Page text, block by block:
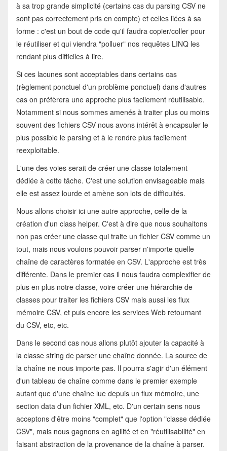
à sa trop grande simplicité (certains cas du parsing CSV ne
sont pas correctement pris en compte) et celles liées à sa
forme : c'est un bout de code qu'il faudra copier/coller pour
le réutiliser et qui viendra "polluer" nos requêtes LINQ les
rendant plus difficiles à lire.
Si ces lacunes sont acceptables dans certains cas
(règlement ponctuel d'un problème ponctuel) dans d'autres
cas on préfèrera une approche plus facilement réutilisable.
Notamment si nous sommes amenés à traiter plus ou moins
souvent des fichiers CSV nous avons intérêt à encapsuler le
plus possible le parsing et à le rendre plus facilement
reexploitable.
L'une des voies serait de créer une classe totalement
dédiée à cette tâche. C'est une solution envisageable mais
elle est assez lourde et amène son lots de difficultés.
Nous allons choisir ici une autre approche, celle de la
création d'un class helper. C'est à dire que nous souhaitons
non pas créer une classe qui traite un fichier CSV comme un
tout, mais nous voulons pouvoir parser n'importe quelle
chaîne de caractères formatée en CSV. L'approche est très
différente. Dans le premier cas il nous faudra complexifier de
plus en plus notre classe, voire créer une hiérarchie de
classes pour traiter les fichiers CSV mais aussi les flux
mémoire CSV, et puis encore les services Web retournant
du CSV, etc, etc.
Dans le second cas nous allons plutôt ajouter la capacité à
la classe string de parser une chaîne donnée. La source de
la chaîne ne nous importe pas. Il pourra s'agir d'un élément
d'un tableau de chaîne comme dans le premier exemple
autant que d'une chaîne lue depuis un flux mémoire, une
section data d'un fichier XML, etc. D'un certain sens nous
acceptons d'être moins "complet" que l'option "classe dédiée
CSV", mais nous gagnons en agilité et en "réutilisabilité" en
faisant abstraction de la provenance de la chaîne à parser.